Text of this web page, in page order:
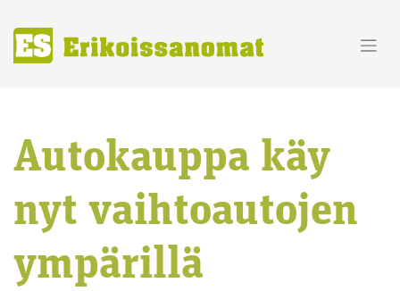
content
Autokauppa käy
nyt vaihtoautojen
ympärillä